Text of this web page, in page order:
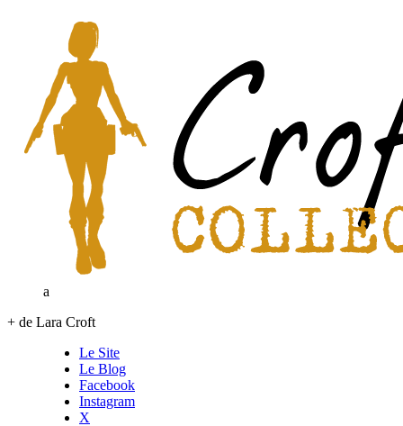
a
+ de Lara Croft
Le Site
Le Blog
Facebook
Instagram
X